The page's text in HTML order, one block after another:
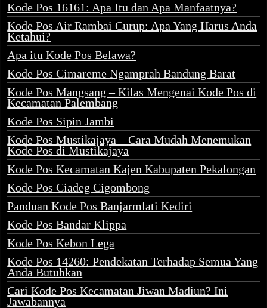
Kode Pos 16161: Apa Itu dan Apa Manfaatnya?
Kode Pos Air Rambai Curup: Apa Yang Harus Anda
Ketahui?
Apa itu Kode Pos Belawa?
Kode Pos Cimareme Ngamprah Bandung Barat
Kode Pos Mangsang – Kilas Mengenai Kode Pos di
Kecamatan Palembang
Kode Pos Sipin Jambi
Kode Pos Mustikajaya – Cara Mudah Menemukan
Kode Pos di Mustikajaya
Kode Pos Kecamatan Kajen Kabupaten Pekalongan
Kode Pos Ciadeg Cigombong
Panduan Kode Pos Banjarmlati Kediri
Kode Pos Bandar Klippa
Kode Pos Kebon Lega
Kode Pos 14260: Pendekatan Terhadap Semua Yang
Anda Butuhkan
Cari Kode Pos Kecamatan Jiwan Madiun? Ini
Jawabannya